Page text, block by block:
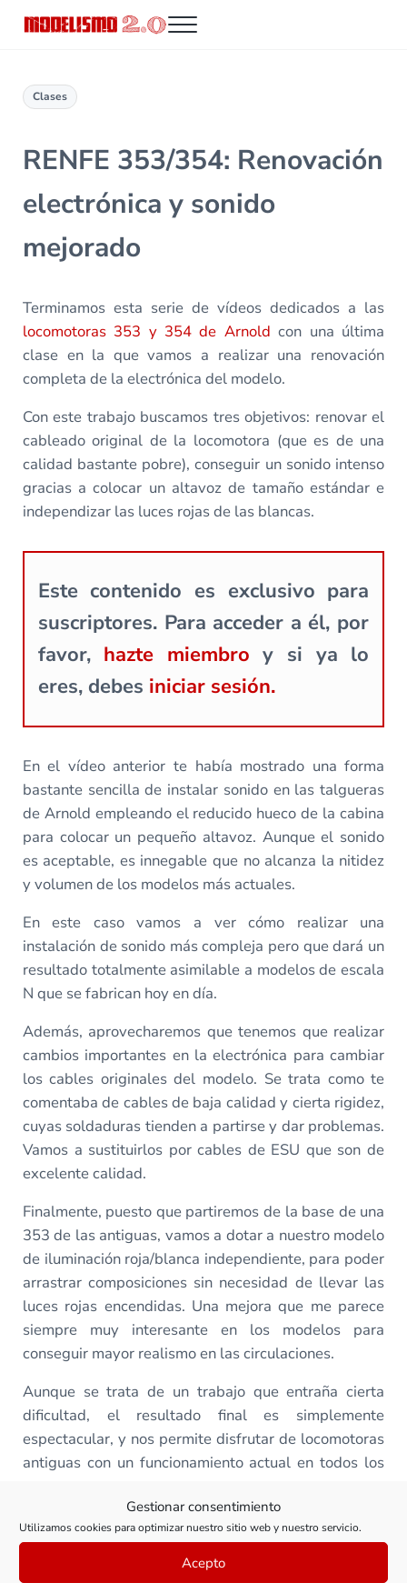
Gestionar consentimiento
Utilizamos cookies para optimizar nuestro sitio web y nuestro servicio.
Acepto
Menu
Clases
RENFE 353/354: Renovación
electrónica y sonido
mejorado
Terminamos esta serie de vídeos dedicados a las
locomotoras 353 y 354 de Arnold con una última
clase en la que vamos a realizar una renovación
completa de la electrónica del modelo.
Con este trabajo buscamos tres objetivos: renovar el
cableado original de la locomotora (que es de una
calidad bastante pobre), conseguir un sonido intenso
gracias a colocar un altavoz de tamaño estándar e
independizar las luces rojas de las blancas.
Este contenido es exclusivo para
suscriptores. Para acceder a él, por
favor, hazte miembro y si ya lo
eres, debes iniciar sesión.
En el vídeo anterior te había mostrado una forma
bastante sencilla de instalar sonido en las talgueras
de Arnold empleando el reducido hueco de la cabina
para colocar un pequeño altavoz. Aunque el sonido
es aceptable, es innegable que no alcanza la nitidez
y volumen de los modelos más actuales.
En este caso vamos a ver cómo realizar una
instalación de sonido más compleja pero que dará un
resultado totalmente asimilable a modelos de escala
N que se fabrican hoy en día.
Además, aprovecharemos que tenemos que realizar
cambios importantes en la electrónica para cambiar
los cables originales del modelo. Se trata como te
comentaba de cables de baja calidad y cierta rigidez,
cuyas soldaduras tienden a partirse y dar problemas.
Vamos a sustituirlos por cables de ESU que son de
excelente calidad.
Finalmente, puesto que partiremos de la base de una
353 de las antiguas, vamos a dotar a nuestro modelo
de iluminación roja/blanca independiente, para poder
arrastrar composiciones sin necesidad de llevar las
luces rojas encendidas. Una mejora que me parece
siempre muy interesante en los modelos para
conseguir mayor realismo en las circulaciones.
Aunque se trata de un trabajo que entraña cierta
dificultad, el resultado final es simplemente
espectacular, y nos permite disfrutar de locomotoras
antiguas con un funcionamiento actual en todos los
Quiero insistir en que no se trata de una tarea
adecuada para aficionados que están dando los
primeros pasos en la transformación y mejora de